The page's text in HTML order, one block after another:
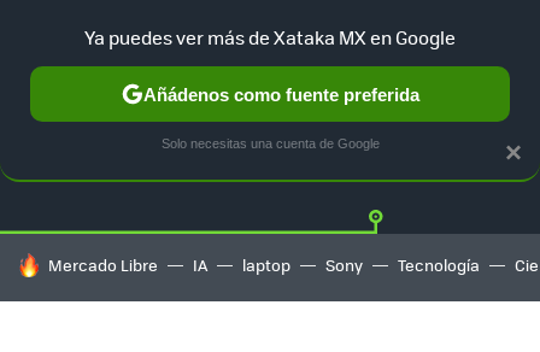
Twitter
HOY SE HABLA DE
Mercado Libre IA laptop Sony Tecnología
×
Ya puedes ver más de Xataka MX en Google
Añádenos como fuente preferida
Solo necesitas una cuenta de Google